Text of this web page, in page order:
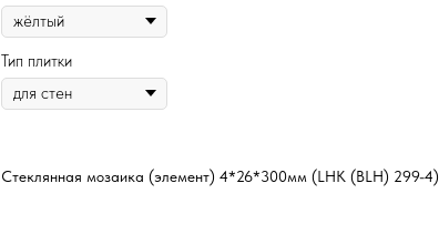
Тип плитки
Стеклянная мозаика (элемент) 4*26*300мм (LHK (BLH) 299-4)